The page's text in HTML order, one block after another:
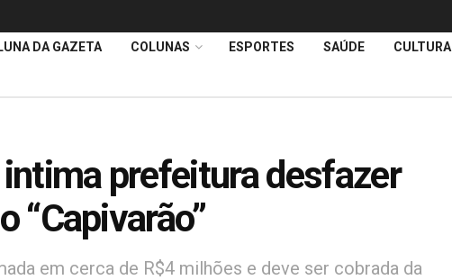
DA GAZETA COLUNAS ESPORTES SAÚDE CULTURA
prefeitura desfazer
“Capivarão”
em cerca de R$4 milhões e deve ser cobrada da